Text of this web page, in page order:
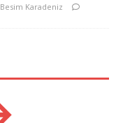
Besim Karadeniz